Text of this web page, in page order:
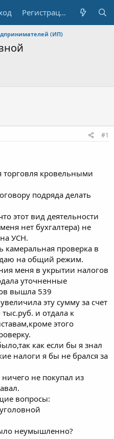
Регистрация
(ИП)
#1
торговля кровельными
подряда делать
этот вид деятельности
нет бухгалтера) не
УСН.
камеральная проверка в
на общий режим.
меня в укрытии налогов
уточненные
вышла 539
эту сумму за счет
и отдала к
этого
как если бы я знал
налоги я бы не брался за
не покупал из
вопросы:
неумышленно?